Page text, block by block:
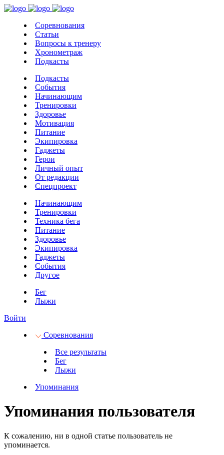
Соревнования
Статьи
Вопросы к тренеру
Хронометраж
Подкасты
Подкасты
События
Начинающим
Тренировки
Здоровье
Мотивация
Питание
Экипировка
Гаджеты
Герои
Личный опыт
От редакции
Спецпроект
Начинающим
Тренировки
Техника бега
Питание
Здоровье
Экипировка
Гаджеты
События
Другое
Бег
Лыжи
Войти
Соревнования
Все результаты
Бег
Лыжи
Упоминания
Упоминания пользователя
К сожалению, ни в одной статье пользователь не
упоминается.